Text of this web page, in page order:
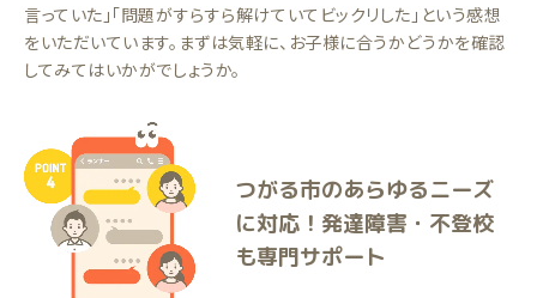
言っていた」「問題がすらすら解けていてビックリした」という感想
をいただいています。まずは気軽に、お子様に合うかどうかを確認
してみてはいかがでしょうか。
つがる市のあらゆるニーズ
に対応！発達障害・不登校
も専門サポート